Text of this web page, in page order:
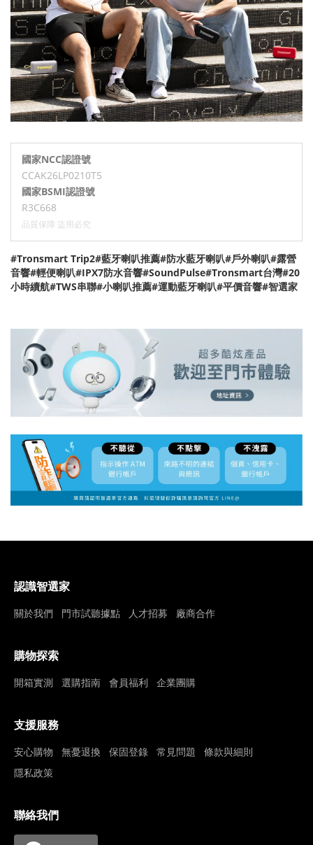
國家NCC認證號
CCAK26LP0210T5
國家BSMI認證號
R3C668
品質保障 盜用必究
#Tronsmart Trip2#藍牙喇叭推薦#防水藍牙喇叭#戶外喇叭#露營
音響#輕便喇叭#IPX7防水音響#SoundPulse#Tronsmart台灣#20
小時續航#TWS串聯#小喇叭推薦#運動藍牙喇叭#平價音響#智選家
認識智選家
關於我們 門市試聽據點 人才招募 廠商合作
購物探索
開箱實測 選購指南 會員福利 企業團購
支援服務
安心購物 無憂退換 保固登錄 常見問題
條款與細則
隱私政策
聯絡我們